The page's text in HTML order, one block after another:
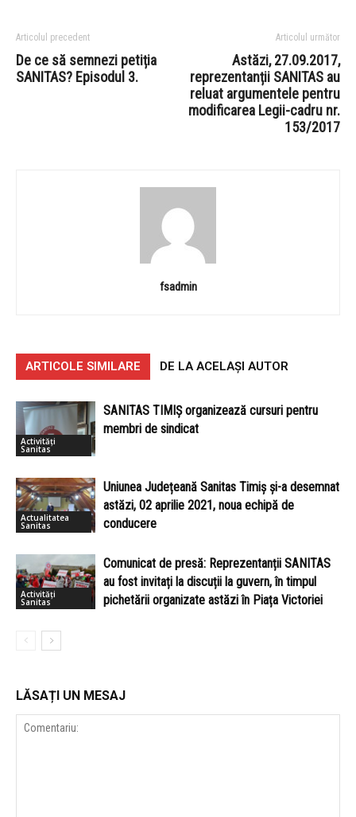
Articolul precedent
De ce să semnezi petiția
SANITAS? Episodul 3.
Articolul următor
Astăzi, 27.09.2017,
reprezentanții SANITAS au
reluat argumentele pentru
modificarea Legii-cadru nr.
153/2017
fsadmin
ARTICOLE SIMILARE DE LA ACELAȘI AUTOR
Activități
Sanitas
SANITAS TIMIȘ organizează cursuri pentru
membri de sindicat
Actualitatea
Sanitas
Uniunea Județeană Sanitas Timiș și-a desemnat
astăzi, 02 aprilie 2021, noua echipă de
conducere
Activități
Sanitas
Comunicat de presă: Reprezentanții SANITAS
au fost invitați la discuții la guvern, în timpul
pichetării organizate astăzi în Piața Victoriei
LĂSAȚI UN MESAJ